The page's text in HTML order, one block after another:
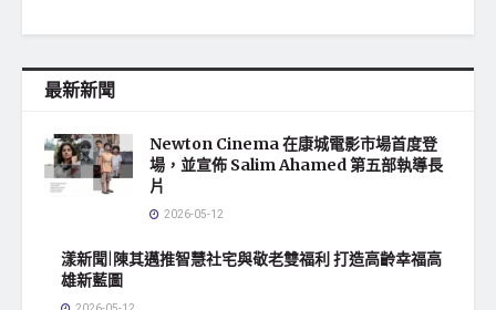
最新新聞
Newton Cinema 在康城電影市場首度登
場，並宣佈 Salim Ahamed 第五部執導長
片
2026-05-12
漾新聞|陳其邁推智慧社宅與敬老雙福利 打造高齡幸福高
雄新藍圖